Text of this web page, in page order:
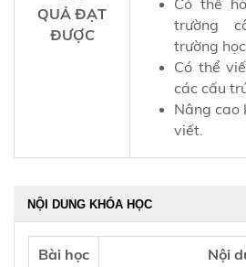
QUẢ ĐẠT
ĐƯỢC
Có thể
trường
trường
Có thể
các cấu
Nâng cao
viết.
NỘI DUNG KHÓA HỌC
Bài học Nội